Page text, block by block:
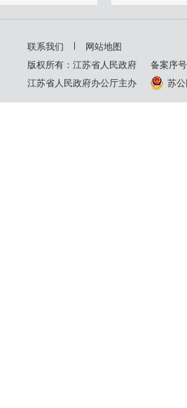
联系我们
网站地图
版权所有：江苏省人民政府
备案序
江苏省人民政府办公厅主办
苏